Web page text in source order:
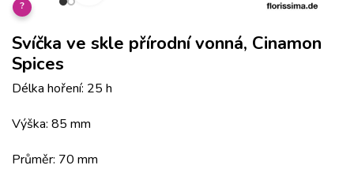
?
Svíčka ve skle přírodní vonná, Cinamon
Spices
Délka hoření: 25 h
Výška: 85 mm
Průměr: 70 mm